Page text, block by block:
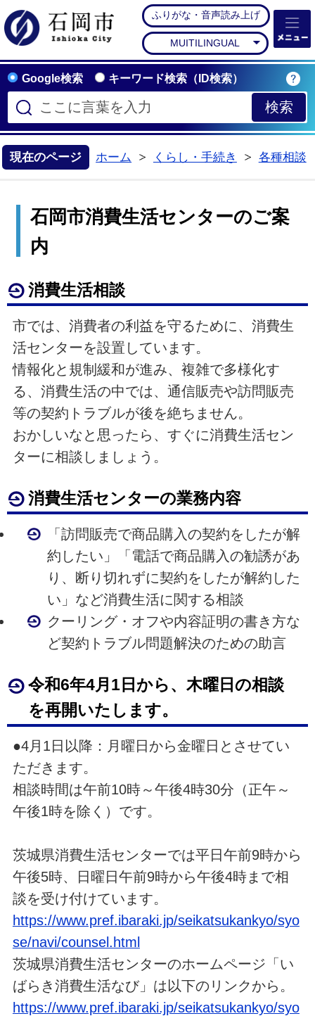
石岡市公式ホームペー
ふりがな・音声読み上げ
MUITILINGUAL
Google検索 キーワード検索（ID検索）
現在のページ ホーム
くらし・手続き
各種相談
石岡市消費生活センターのご案
内
消費生活相談
市では、消費者の利益を守るために、消費生
活センターを設置しています。
情報化と規制緩和が進み、複雑で多様化す
る、消費生活の中では、通信販売や訪問販売
等の契約トラブルが後を絶ちません。
おかしいなと思ったら、すぐに消費生活セン
ターに相談しましょう。
消費生活センターの業務内容
「訪問販売で商品購入の契約をしたが解
約したい」
「電話で商品購入の勧誘があ
り、断り切れずに契約をしたが解約した
い」など消費生活に関する相談
クーリング・オフや内容証明の書き方な
ど契約トラブル問題解決のための助言
令和6年4月1日から、木曜日の相談
を再開いたします。
●4月1日以降：月曜日から金曜日とさせてい
ただきます。
相談時間は午前10時～午後4時30分（正午～
午後1時を除く）です。
茨城県消費生活センターでは平日午前9時から
午後5時、日曜日午前9時から午後4時まで相
談を受け付けています。
https://www.pref.ibaraki.jp/seikatsukankyo/syo
se/navi/counsel.html
茨城県消費生活センターのホームページ「い
ばらき消費生活なび」は以下のリンクから。
https://www.pref.ibaraki.jp/seikatsukankyo/syo